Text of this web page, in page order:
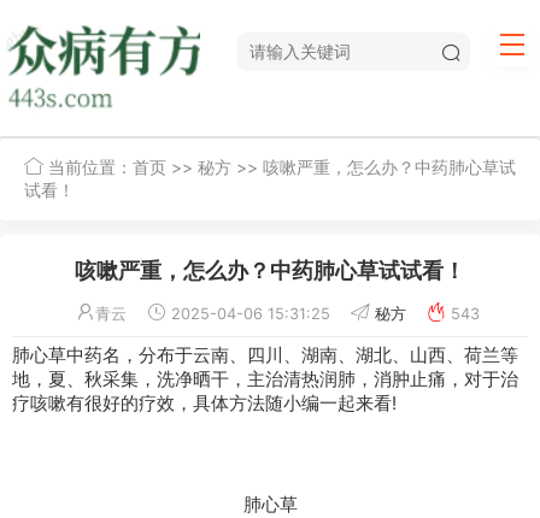
当前位置： 首页 >> 秘方 >> 咳嗽严重，怎么办？中药肺心草试
试看！
咳嗽严重，怎么办？中药肺心草试试看！
青云 2025-04-06 15:31:25 秘方 543
肺心草中药名，分布于云南、四川、湖南、湖北、山西、荷兰等
地，夏、秋采集，洗净晒干，主治清热润肺，消肿止痛，对于治
疗咳嗽有很好的疗效，具体方法随小编一起来看!
肺心草